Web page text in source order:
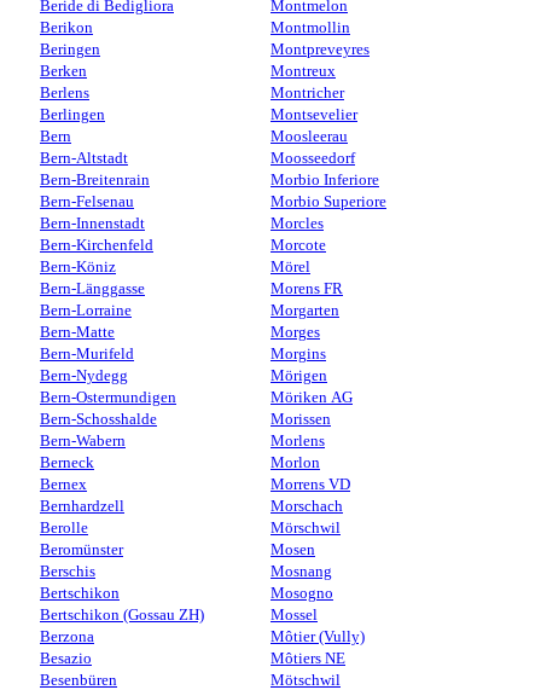
Beride di Bedigliora
Berikon
Beringen
Berken
Berlens
Berlingen
Bern
Bern-Altstadt
Bern-Breitenrain
Bern-Felsenau
Bern-Innenstadt
Bern-Kirchenfeld
Bern-Köniz
Bern-Länggasse
Bern-Lorraine
Bern-Matte
Bern-Murifeld
Bern-Nydegg
Bern-Ostermundigen
Bern-Schosshalde
Bern-Wabern
Berneck
Bernex
Bernhardzell
Berolle
Beromünster
Berschis
Bertschikon
Bertschikon (Gossau ZH)
Berzona
Besazio
Besenbüren
Montmelon
Montmollin
Montpreveyres
Montreux
Montricher
Montsevelier
Moosleerau
Moosseedorf
Morbio Inferiore
Morbio Superiore
Morcles
Morcote
Mörel
Morens FR
Morgarten
Morges
Morgins
Mörigen
Möriken AG
Morissen
Morlens
Morlon
Morrens VD
Morschach
Mörschwil
Mosen
Mosnang
Mosogno
Mossel
Môtier (Vully)
Môtiers NE
Mötschwil